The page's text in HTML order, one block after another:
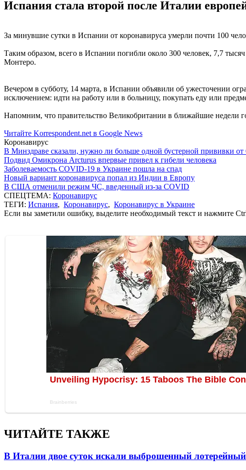
Испания стала второй после Италии
За минувшие сутки в Испании от коронавируса умерли почти 100
Таким образом, всего в Испании погибли около 300 человек, 7,7
Монтеро.
Вечером в субботу, 14 марта, в Испании объявили об ужесточении
исключением: идти на работу или в больницу, покупать еду или
Напомним, что правительство Великобритании в ближайшие недели
Читайте Korrespondent.net в Google News
Коронавирус
В Минздраве сказали, нужно ли больше одной бустерной прививки
Подвид Омикрона Arcturus впервые привел к гибели человека
Заболеваемость COVID-19 в Украине пошла на спад
Новый вариант коронавируса попал из Индии в Европу
В США отменили режим ЧС, введенный из-за COVID
СПЕЦТЕМА: Коронавирус
ТЕГИ: Испания, Коронавирус, Коронавирус в Украине
Если вы заметили ошибку, выделите необходимый текст и нажмите
ЧИТАЙТЕ ТАКЖЕ
В Италии двое суток искали выброшенный